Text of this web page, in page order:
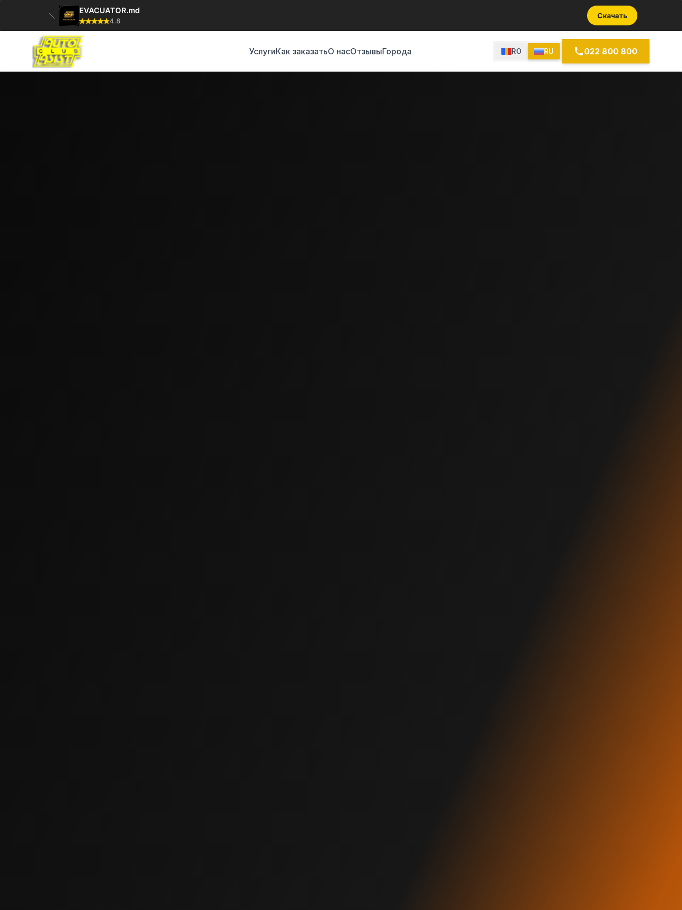
EVACUATOR.md
4.8
Скачать
УслугиКак заказатьО насОтзывыГорода RO RU 022 800 800